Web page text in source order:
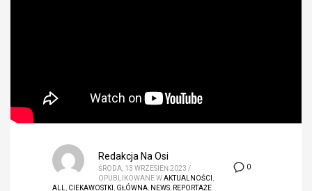
0
Redakcja Na Osi
ŚRODA, 13 WRZESIEŃ 2023 /
OPUBLIKOWANE WAKTUALNOŚCI ,
ALL, CIEKAWOSTKI , GŁÓWNA, NEWS, REPORTAŻE